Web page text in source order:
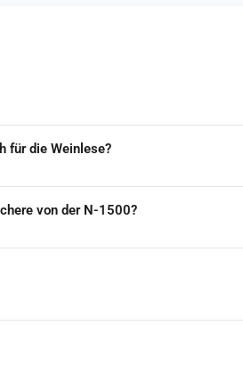
für die Weinlese?
von der N-1500?